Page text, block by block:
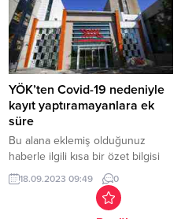
olarak bu şekilde gösterilir,
eklenmemişse bu alan boş kalır.
YÖK’ten Covid-19 nedeniyle
kayıt yaptıramayanlara ek
süre
Bu alana eklemiş olduğunuz
haberle ilgili kısa bir özet bilgisi
ekleyebilirsiniz. Bu metin yazı
düzenleme sayfasında “Özet”
bölümünden eklenebilir. Özet
18.09.2023 09:49 0